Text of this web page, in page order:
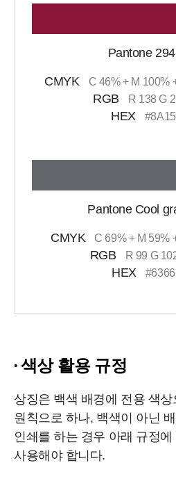
Pantone
CMYK C 46% + M 100%
RGB R 138 G
HEX
Pantone Cool
CMYK C 69% + M 59%
RGB R 99 G
HEX
색상 활용 규정
상징은 백색 배경에 전용 색
원칙으로 하나, 백색이 아닌
인쇄를 하는 경우 아래 규정에
사용해야 합니다.